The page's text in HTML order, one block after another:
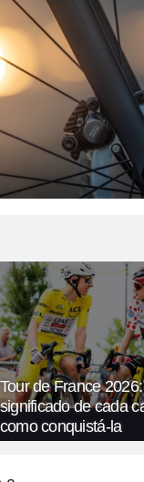
Tour de France
significado de cada
como conquistá-la